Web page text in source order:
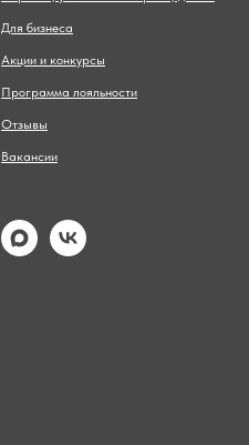
Для бизнеса
Акции и конкурсы
Программа лояльности
Отзывы
Вакансии